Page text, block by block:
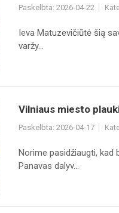
Paskelbta: 2026-04-22
Ieva Matuzevičiūtė šią
varžy...
Vilniaus miesto
Paskelbta: 2026-04-17
Norime pasidžiaugti, kad
Panavas dalyv...